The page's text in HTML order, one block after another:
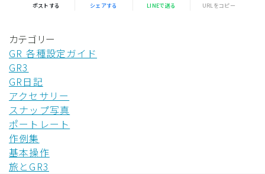
ポストする シェアする LINEで送る URLをコピー
カテゴリー
GR 各種設定ガイド
GR3
GR日記
アクセサリー
スナップ写真
ポートレート
作例集
基本操作
旅とGR3